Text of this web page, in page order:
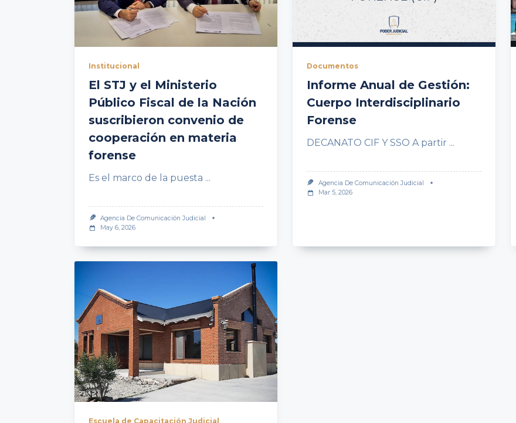
Institucional
El STJ y el Ministerio
Público Fiscal de la Nación
suscribieron convenio de
cooperación en materia
forense
Es el marco de la puesta ...
Agencia De Comunicación Judicial
May 6, 2026
Documentos
Informe Anual de Gestión:
Cuerpo Interdisciplinario
Forense
DECANATO CIF Y SSO A partir ...
Agencia De Comunicación Judicial
Mar 5, 2026
Escuela de Capacitación Judicial